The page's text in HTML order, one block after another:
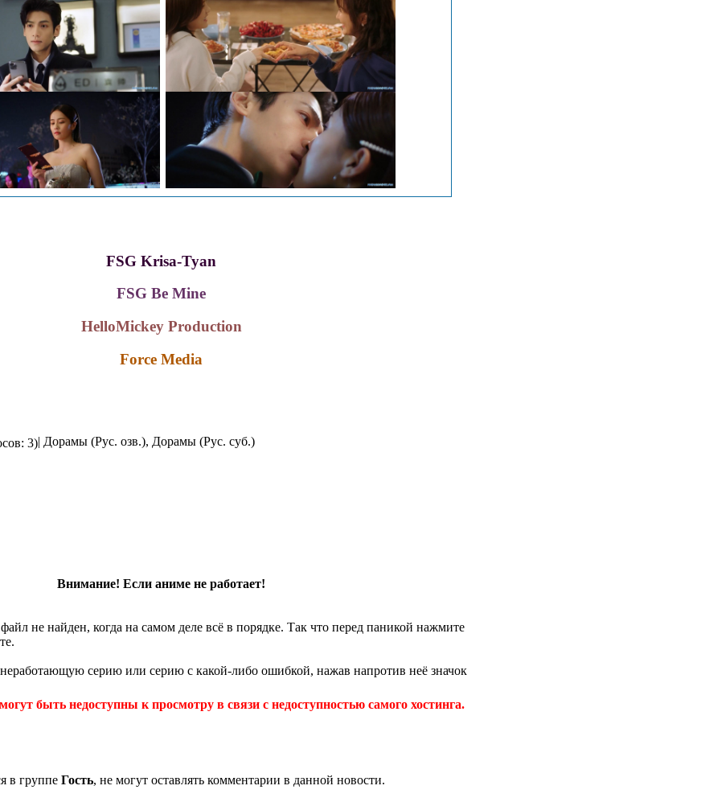
FSG Krisa-Tyan
FSG Be Mine
HelloMickey Production
Force Media
3)| Дорамы (Рус. озв.), Дорамы (Рус. суб.)
Внимание! Если аниме не работает!
не найден, когда на самом деле всё в порядке. Так что перед паникой нажмите
серию или серию с какой-либо ошибкой, нажав напротив неё значок
быть недоступны к просмотру в связи с недоступностью самого хостинга.
в группе Гость, не могут оставлять комментарии в данной новости.